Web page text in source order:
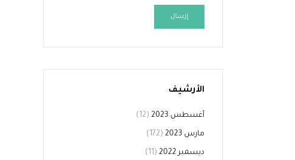
إرسال
الأرشيف
أغسطس 2023 (12)
مارس 2023 (172)
ديسمبر 2022 (11)